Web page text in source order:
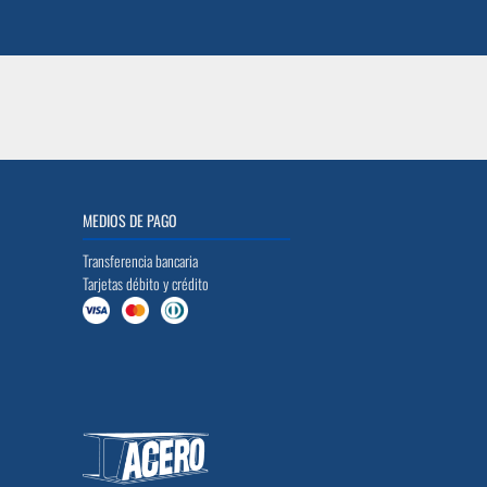
MEDIOS DE PAGO
Transferencia bancaria
Tarjetas débito y crédito